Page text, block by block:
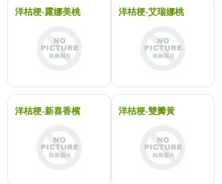
洋桔梗-露娜美桃 洋桔梗-艾瑞娜桃
洋桔梗-新喜香檳 洋桔梗-雙瓣黃